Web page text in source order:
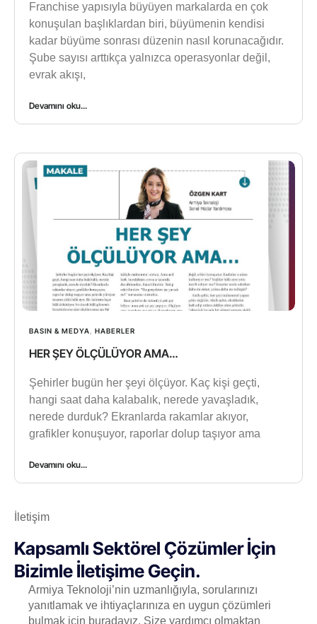
Franchise yapısıyla büyüyen markalarda en çok
konuşulan başlıklardan biri, büyümenin kendisi
kadar büyüme sonrası düzenin nasıl korunacağıdır.
Şube sayısı arttıkça yalnızca operasyonlar değil,
evrak akışı,
Devamını oku...
BASIN & MEDYA HABERLER
HER ŞEY ÖLÇÜLÜYOR AMA…
Şehirler bugün her şeyi ölçüyor. Kaç kişi geçti,
hangi saat daha kalabalık, nerede yavaşladık,
nerede durduk? Ekranlarda rakamlar akıyor,
grafikler konuşuyor, raporlar dolup taşıyor ama
Devamını oku...
İletişim
Kapsamlı Sektörel Çözümler İçin
Bizimle İletişime Geçin.
Armiya Teknoloji’nin uzmanlığıyla, sorularınızı
yanıtlamak ve ihtiyaçlarınıza en uygun çözümleri
bulmak için buradayız. Size yardımcı olmaktan